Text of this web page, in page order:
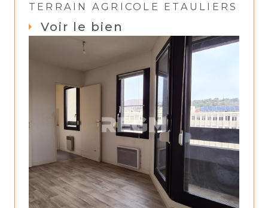
TERRAIN AGRICOLE ETAULIERS
Voir le bien